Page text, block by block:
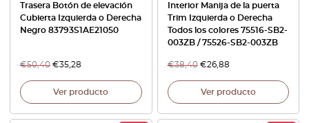
Trasera Botón de elevación
Cubierta Izquierda o Derecha
Negro 83793S1AE21050
€50,40 €35,28
Ver producto
Interior Manija de la puerta
Trim Izquierda o Derecha
Todos los colores 75516-SB2-
003ZB / 75526-SB2-003ZB
€38,40 €26,88
Ver producto